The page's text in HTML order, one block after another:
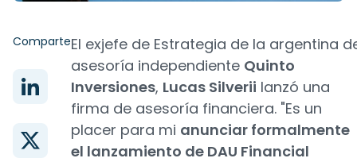
ComparteEl exjefe de Estrategia de la argentina
asesoría independiente Quinto
Inversiones, Lucas Silverii lanzó una
firma de asesoría financiera. "Es un
placer para mi anunciar formalmente
el lanzamiento de DAU Financial